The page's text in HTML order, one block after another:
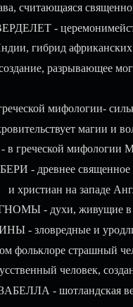
считающаяся
-
гибрид африканских
разрывающее
мифологии-
магии и
в греческой мифологии
- древнее священное
и христиан на западе
- духи, живущие в
- зловредные и
фольклоре страшный
человек,
- шотландская